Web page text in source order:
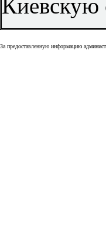
Киевскую
За предоставленную информацию